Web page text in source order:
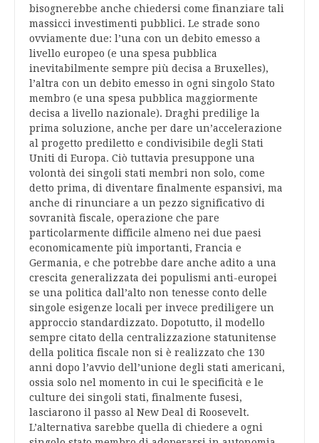
bisognerebbe anche chiedersi come finanziare tali
massicci investimenti pubblici. Le strade sono
ovviamente due: l’una con un debito emesso a
livello europeo (e una spesa pubblica
inevitabilmente sempre più decisa a Bruxelles),
l’altra con un debito emesso in ogni singolo Stato
membro (e una spesa pubblica maggiormente
decisa a livello nazionale). Draghi predilige la
prima soluzione, anche per dare un’accelerazione
al progetto prediletto e condivisibile degli Stati
Uniti di Europa. Ciò tuttavia presuppone una
volontà dei singoli stati membri non solo, come
detto prima, di diventare finalmente espansivi, ma
anche di rinunciare a un pezzo significativo di
sovranità fiscale, operazione che pare
particolarmente difficile almeno nei due paesi
economicamente più importanti, Francia e
Germania, e che potrebbe dare anche adito a una
crescita generalizzata dei populismi anti-europei
se una politica dall’alto non tenesse conto delle
singole esigenze locali per invece prediligere un
approccio standardizzato. Dopotutto, il modello
sempre citato della centralizzazione statunitense
della politica fiscale non si è realizzato che 130
anni dopo l’avvio dell’unione degli stati americani,
ossia solo nel momento in cui le specificità e le
culture dei singoli stati, finalmente fusesi,
lasciarono il passo al New Deal di Roosevelt.
L’alternativa sarebbe quella di chiedere a ogni